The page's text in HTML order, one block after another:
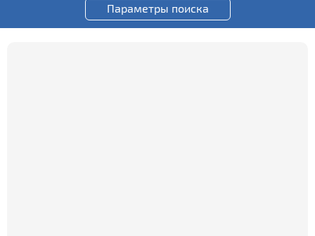
Параметры поиска